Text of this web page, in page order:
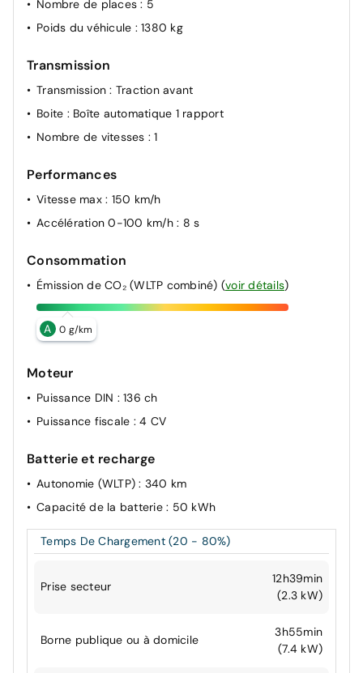
Nombre de places: 5
Poids du véhicule : 1380 kg
Transmission
Transmission: Traction avant
Boite : Boîte automatique 1 rapport
Nombre de vitesses : 1
Performances
Vitesse max : 150 km/h
Accélération 0-100 km/h : 8 s
Consommation
Émission de CO₂ (WLTP combiné) (voir détails)
A 0 g/km
Moteur
Puissance DIN : 136 ch
Puissance fiscale : 4 CV
Batterie et recharge
Autonomie (WLTP): 340 km
Capacité de la batterie : 50 kWh
Temps De Chargement (20 - 80%)
Prise secteur
12h39min
(2.3 kW)
Borne publique ou à domicile
3h55min
(7.4 kW)